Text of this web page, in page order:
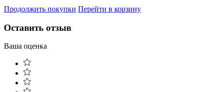
Продолжить покупки Перейти в корзину
Оставить отзыв
Ваша оценка